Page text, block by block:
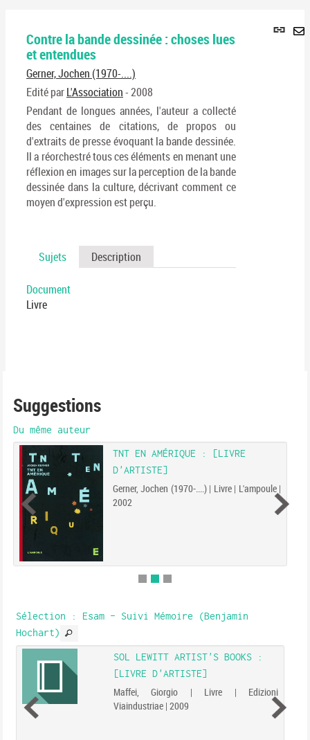
Lien
Contre la bande dessinée : choses lues
et entendues
Gerner, Jochen (1970-....)
Edité parL'Association- 2008
Pendant de longues années, l'auteur a collecté
des centaines de citations, de propos ou
d'extraits de presse évoquant la bande dessinée.
Il a réorchestré tous ces éléments en menant une
réflexion en images sur la perception de la bande
dessinée dans la culture, décrivant comment ce
moyen d'expression est perçu.
Sujets Description
Document
Livre
Suggestions
Du même auteur
TNT EN AMÉRIQUE : [LIVRE
D'ARTISTE]
Gerner, Jochen (1970-....) | Livre | L'ampoule |
2002
Sélection : Esam - Suivi Mémoire (Benjamin
Hochart)
SOL LEWITT ARTIST'S BOOKS :
[LIVRE D'ARTISTE]
Maffei, Giorgio | Livre | Edizioni
Viaindustriae | 2009